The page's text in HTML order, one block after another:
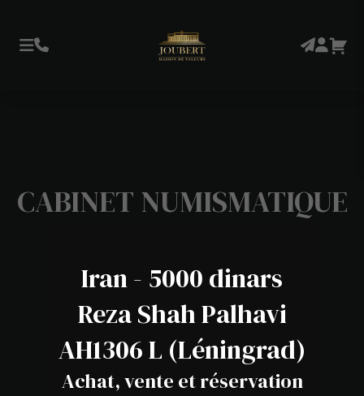
CABINET NUMISMATIQUE
Iran - 5000 dinars
Reza Shah Palhavi
AH1306 L (Léningrad)
Achat, vente et réservation